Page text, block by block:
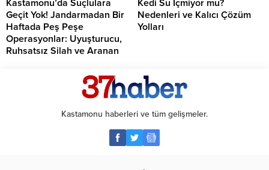
Kastamonu’da Suçlulara
Geçit Yok! Jandarmadan Bir
Haftada Peş Peşe
Operasyonlar: Uyuşturucu,
Ruhsatsız Silah ve Aranan
Kedi Su İçmiyor mu?
Nedenleri ve Kalıcı Çözüm
Yolları
Kastamonu haberleri ve tüm gelişmeler.